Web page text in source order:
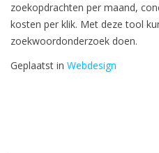
zoekopdrachten per maand,
kosten per klik. Met deze tool
zoekwoordonderzoek doen.
Geplaatst in Webdesign